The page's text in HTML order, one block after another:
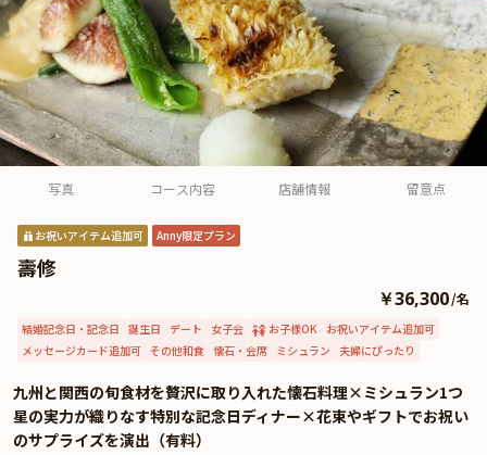
TOP
Annyお祝い体験について
Annyお祝いアイテムについて
よくあるご質問
お問い合わせ
写真 コース内容 店舗情報 留意点
お祝いアイテム追加可 Anny限定プラン
壽修
￥36,300/名
結婚記念日・記念日 誕生日 デート 女子会 お子様OK お祝いアイテム追加可
メッセージカード追加可 その他和食 懐石・会席 ミシュラン 夫婦にぴったり
九州と関西の旬食材を贅沢に取り入れた懐石料理×ミシュラン1つ
星の実力が織りなす特別な記念日ディナー×花束やギフトでお祝い
のサプライズを演出（有料）